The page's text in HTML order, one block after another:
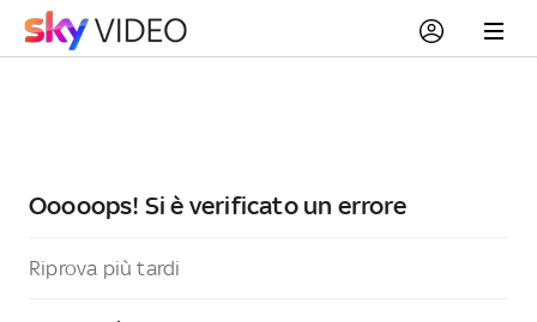
Ooooops! Si è verificato un errore
Riprova più tardi